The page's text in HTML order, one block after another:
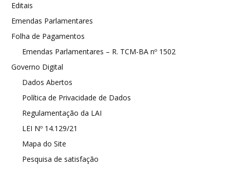
Editais
Emendas Parlamentares
Folha de Pagamentos
Emendas Parlamentares – R. TCM-BA nº 1502
Governo Digital
Dados Abertos
Política de Privacidade de Dados
Regulamentação da LAI
LEI Nº 14.129/21
Mapa do Site
Pesquisa de satisfação